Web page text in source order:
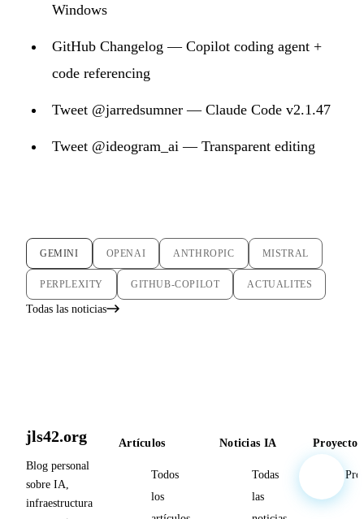
Windows
GitHub Changelog — Copilot coding agent +
code referencing
Tweet @jarredsumner — Claude Code v2.1.47
Tweet @ideogram_ai — Transparent editing
GEMINI OPENAI ANTHROPIC MISTRAL
PERPLEXITY GITHUB-COPILOT ACTUALITES
Todas las noticias
jls42.org
Blog personal
sobre IA,
infraestructura
Artículos
Todos
los
Noticias IA
Todas
las
Proyectos